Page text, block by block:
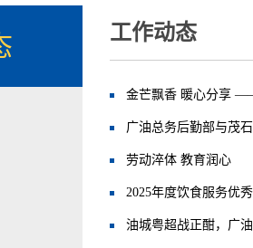
工作动态
金芒飘香 暖心分享
广油总务后勤部与茂
劳动淬体 教育润心
2025年度饮食服务优
油城粤超战正酣，广